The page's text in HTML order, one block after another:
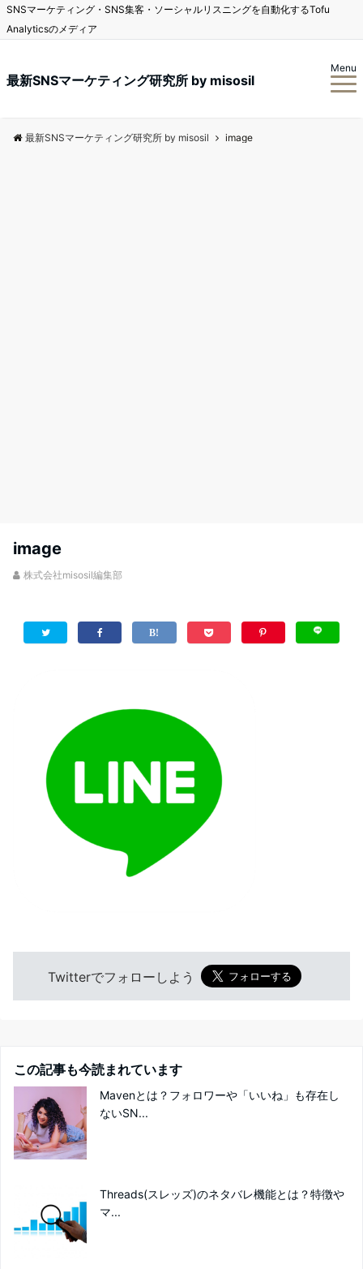
SNSマーケティング・SNS集客・ソーシャルリスニングを自動化するTofu
Analyticsのメディア
最新SNSマーケティング研究所 by misosil
Menu
最新SNSマーケティング研究所 by misosil image
image
株式会社misosil編集部
Twitterでフォローしよう
この記事も今読まれています
Mavenとは？フォロワーや「いいね」も存在し
ないSN...
Threads(スレッズ)のネタバレ機能とは？特徴や
マ...